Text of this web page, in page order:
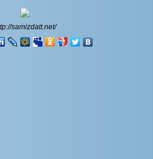
samizdatt.net/